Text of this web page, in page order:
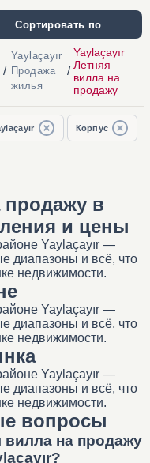
Сортировать по
/
Yaylaçayır
Продажа
жилья
/
Yaylaçayır
Летняя
вилла на
продажу
Корпус
продажу в
и цены
Yaylaçayır —
диапазоны и всё, что
недвижимости.
Yaylaçayır —
диапазоны и всё, что
недвижимости.
Yaylaçayır —
диапазоны и всё, что
недвижимости.
вопросы
вилла на продажу